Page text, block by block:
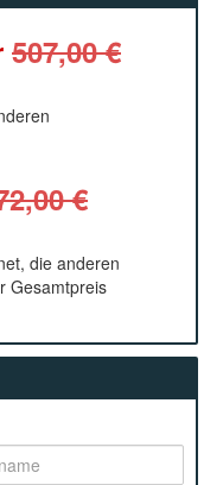
507,00 €
€
die anderen
Gesamtpreis